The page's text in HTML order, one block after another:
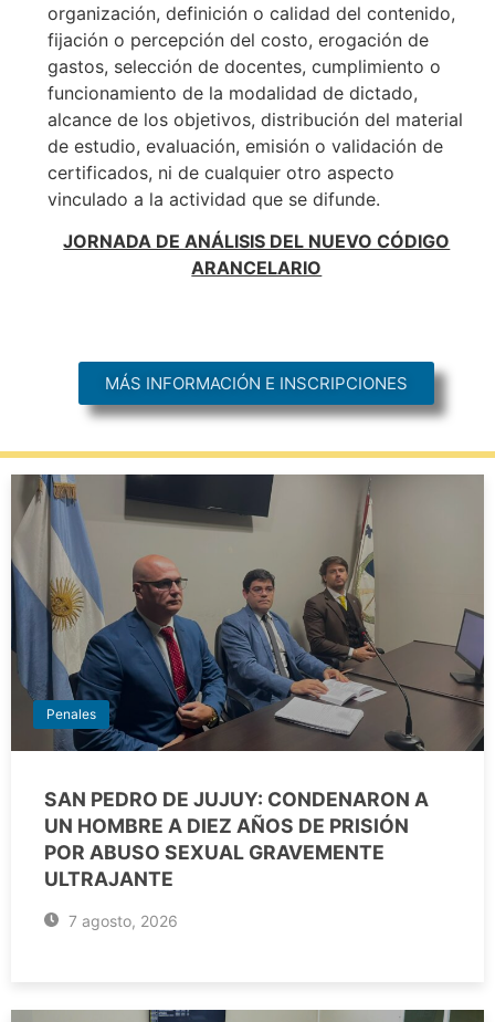
organización, definición o calidad del contenido,
fijación o percepción del costo, erogación de
gastos, selección de docentes, cumplimiento o
funcionamiento de la modalidad de dictado,
alcance de los objetivos, distribución del material
de estudio, evaluación, emisión o validación de
certificados, ni de cualquier otro aspecto
vinculado a la actividad que se difunde.
JORNADA DE ANÁLISIS DEL NUEVO CÓDIGO
ARANCELARIO
MÁS INFORMACIÓN E INSCRIPCIONES
Penales
SAN PEDRO DE JUJUY: CONDENARON A
UN HOMBRE A DIEZ AÑOS DE PRISIÓN
POR ABUSO SEXUAL GRAVEMENTE
ULTRAJANTE
7 agosto, 2026